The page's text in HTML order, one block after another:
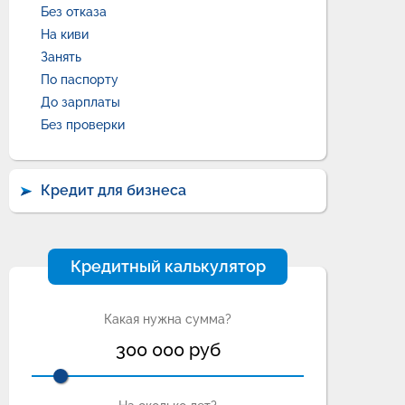
Без отказа
На киви
Занять
По паспорту
До зарплаты
Без проверки
Кредит для бизнеса
Кредитный калькулятор
Какая нужна сумма?
300 000руб